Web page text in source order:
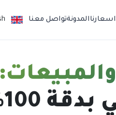
اسعارناالمدونةتواصل معنا
100%